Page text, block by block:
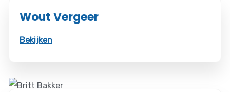
Wout Vergeer
Bekijken